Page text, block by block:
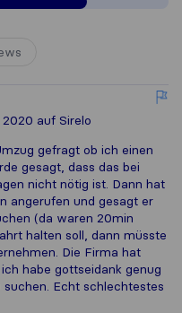
2020 auf Sirelo
gefragt ob ich einen
gesagt, dass das bei
nicht nötig ist. Dann hat
angerufen und gesagt er
(da waren 20min
halten soll, dann müsste
Die Firma hat
habe gottseidank genug
Echt schlechtestes